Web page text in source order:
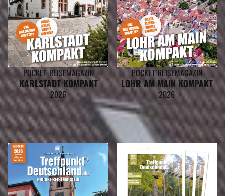
POCKET-REISEMAGAZIN
KARLSTADT KOMPAKT
2026
POCKET-REISEMAGAZIN
LOHR AM MAIN KOMPAKT
2026